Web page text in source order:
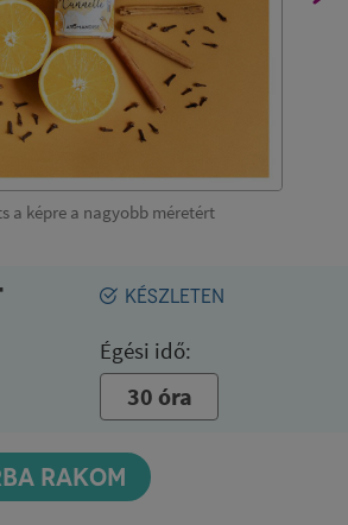
a képre a nagyobb méretért
KÉSZLETEN
Égési idő:
30 óra
RAKOM